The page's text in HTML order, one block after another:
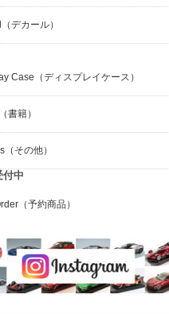
デカール）
Case（ディスプレイケース）
書籍）
（その他）
付中
（予約商品）